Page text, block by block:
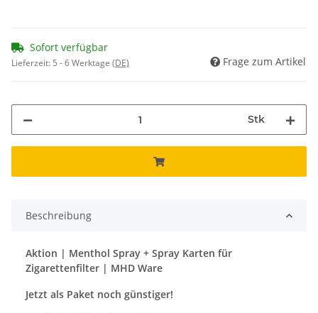
Sofort verfügbar
Lieferzeit: 5 - 6 Werktage (DE) Frage zum Artikel
Stk
Beschreibung
Aktion | Menthol Spray + Spray Karten für
Zigarettenfilter | MHD Ware
Jetzt als Paket noch günstiger!